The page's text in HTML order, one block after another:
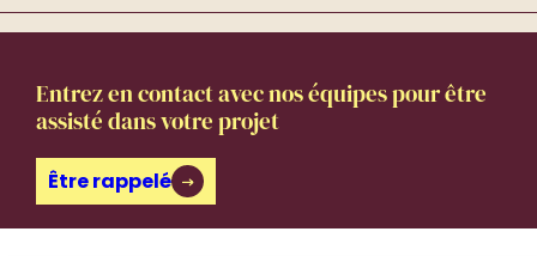
Entrez en contact avec nos équipes pour être
assisté dans votre projet
Être rappelé